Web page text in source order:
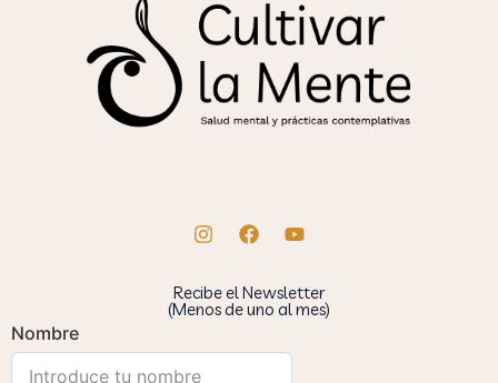
Recibe el Newsletter
(Menos de uno al mes)
Nombre